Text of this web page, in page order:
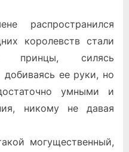
распространился
королевств стали
принцы, силясь
добиваясь ее руки, но
умными и
никому не давая
могущественный,